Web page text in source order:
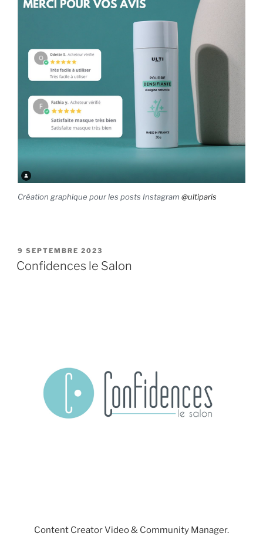
Création graphique pour les posts Instagram @ultiparis
PUBLIÉ
LE
9 SEPTEMBRE 2023
Confidences le Salon
Content Creator Video & Community Manager.